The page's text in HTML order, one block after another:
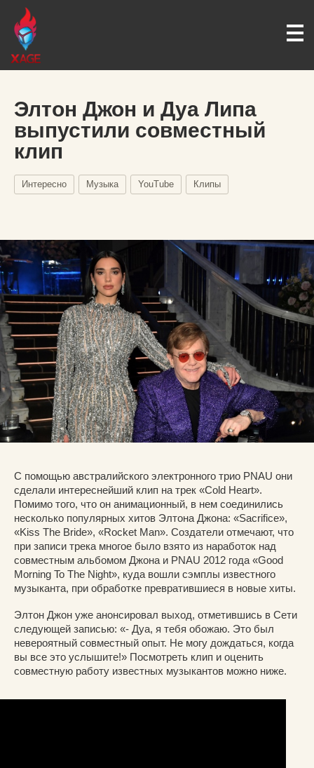
Элтон Джон и Дуа Липа
выпустили совместный
клип
Интересно Музыка YouTube Клипы
С помощью австралийского электронного трио PNAU они
сделали интереснейший клип на трек «Cold Heart».
Помимо того, что он анимационный, в нем соединились
несколько популярных хитов Элтона Джона: «Sacrifice»,
«Kiss The Bride», «Rocket Man». Создатели отмечают, что
при записи трека многое было взято из наработок над
совместным альбомом Джона и PNAU 2012 года «Good
Morning To The Night», куда вошли сэмплы известного
музыканта, при обработке превратившиеся в новые хиты.
Элтон Джон уже анонсировал выход, отметившись в Сети
следующей записью: «- Дуа, я тебя обожаю. Это был
невероятный совместный опыт. Не могу дождаться, когда
вы все это услышите!» Посмотреть клип и оценить
совместную работу известных музыкантов можно ниже.